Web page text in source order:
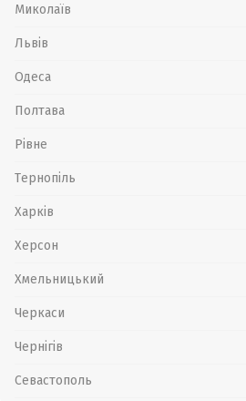
Миколаїв
Львів
Одеса
Полтава
Рівне
Тернопіль
Харків
Херсон
Хмельницький
Черкаси
Чернігів
Севастополь